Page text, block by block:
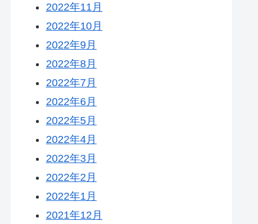
2022年11月
2022年10月
2022年9月
2022年8月
2022年7月
2022年6月
2022年5月
2022年4月
2022年3月
2022年2月
2022年1月
2021年12月